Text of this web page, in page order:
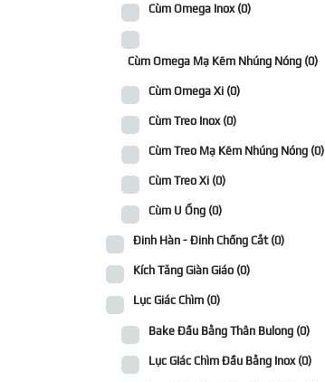
Cùm Omega Inox (0)
Cùm Omega Mạ Kẽm Nhúng Nóng (0)
Cùm Omega Xi (0)
Cùm Treo Inox (0)
Cùm Treo Mạ Kẽm Nhúng Nóng (0)
Cùm Treo Xi (0)
Cùm U Ống (0)
Đinh Hàn - Đinh Chống Cắt (0)
Kích Tăng Giàn Giáo (0)
Lục Giác Chìm (0)
Bake Đầu Bằng Thân Bulong (0)
Lục GIác Chìm Đầu Bằng Inox (0)